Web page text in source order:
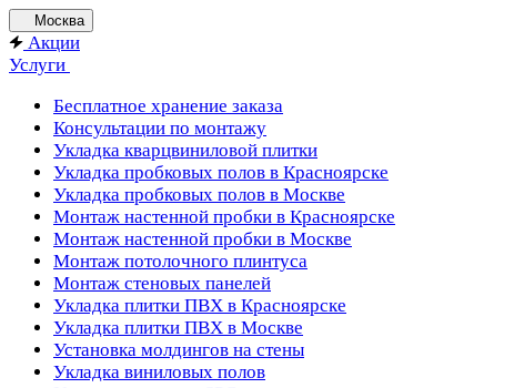
Москва
Акции
Услуги
Бесплатное хранение заказа
Консультации по монтажу
Укладка кварцвиниловой плитки
Укладка пробковых полов в Красноярске
Укладка пробковых полов в Москве
Монтаж настенной пробки в Красноярске
Монтаж настенной пробки в Москве
Монтаж потолочного плинтуса
Монтаж стеновых панелей
Укладка плитки ПВХ в Красноярске
Укладка плитки ПВХ в Москве
Установка молдингов на стены
Укладка виниловых полов